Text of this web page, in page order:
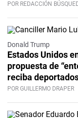
POR REDACCIÓN
Donald Trump
Estados Unidos
propuesta de
reciba
POR GUILLERMO DRAPER